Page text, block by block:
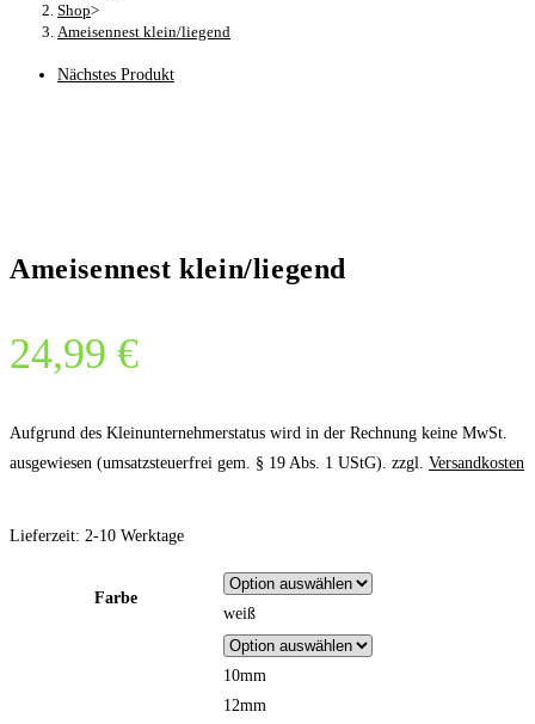
Shop>
Ameisennest klein/liegend
Nächstes Produkt
Ameisennest klein/liegend
24,99 €
Aufgrund des Kleinunternehmerstatus wird in der Rechnung keine MwSt.
ausgewiesen (umsatzsteuerfrei gem. § 19 Abs. 1 UStG). zzgl. Versandkosten
Lieferzeit: 2-10 Werktage
Farbe
weiß
10mm
12mm